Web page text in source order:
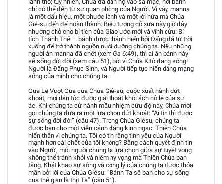
lãnh thổ; tuy nhiên, Chúa đã dẫn họ vào sa mạc, nơi bánh
chỉ có thể đến từ sự quan phòng của Người. Vì vậy, manna
là một dấu hiệu, một phước lành và một lời hứa mà Chúa
Giê-su đến để hoàn thành. Biểu tượng cổ xưa này giờ đây
nhường chỗ cho bí tích của Giao ước mới và vĩnh cửu: Bí
tích Thánh Thể — bánh được thánh hiến bởi Đấng đã từ trời
xuống để trở thành nguồn nuôi dưỡng chúng ta. Nếu những
người ăn manna đã chết (xem Ga 6:49), thì ai ăn bánh này
sẽ sống đời đời (xem câu 51), bởi vì Chúa Kitô đang sống!
Người là Đấng Phục Sinh, và Người tiếp tục hiến dâng mạng
sống của mình cho chúng ta.
Qua Lễ Vượt Qua của Chúa Giê-su, cuộc xuất hành dứt
khoát, mọi dân tộc được giải thoát khỏi ách nô lệ của sự
ác. Khi chúng ta cử hành mầu nhiệm cứu độ này, Chúa mời
gọi chúng ta đưa ra một lựa chọn dứt khoát: “Ai tin thì được
sự sống đời đời” (câu 47). Trong Chúa Giêsu, chúng ta
được ban cho một viễn cảnh đáng kinh ngạc: Thiên Chúa
hiến thân vì chúng ta. Tôi có tin rằng tình yêu của Người
mạnh hơn cái chết của tôi không? Bằng cách quyết định tin
vào Người, mỗi người chúng ta lựa chọn giữa sự tuyệt vọng
không thể tránh khỏi và niềm hy vọng mà Thiên Chúa ban
tặng. Khát khao sự sống và công lý của chúng ta được thỏa
mãn bởi lời của Chúa Giêsu: “Bánh Ta sẽ ban cho sự sống
của thế gian là thịt Ta” (câu 51).